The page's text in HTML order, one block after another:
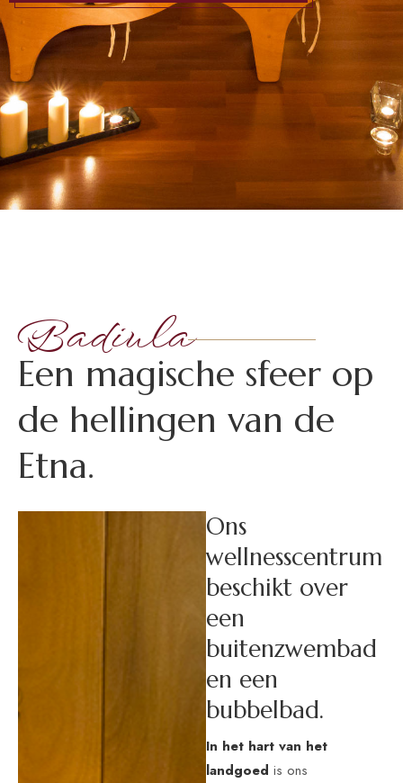
Badiula
Een magische sfeer op
de hellingen van de
Etna.
Ons
wellnesscentrum
beschikt over
een
buitenzwembad
en een
bubbelbad.
In het hart van het
landgoed is ons